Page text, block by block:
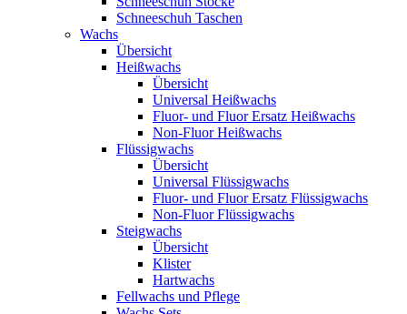
Schneeschuh Taschen
Wachs
Übersicht
Heißwachs
Übersicht
Universal Heißwachs
Fluor- und Fluor Ersatz Heißwachs
Non-Fluor Heißwachs
Flüssigwachs
Übersicht
Universal Flüssigwachs
Fluor- und Fluor Ersatz Flüssigwachs
Non-Fluor Flüssigwachs
Steigwachs
Übersicht
Klister
Hartwachs
Fellwachs und Pflege